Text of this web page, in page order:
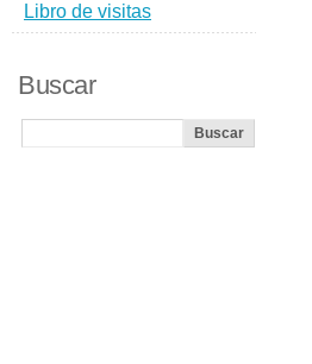
Libro de visitas
Buscar